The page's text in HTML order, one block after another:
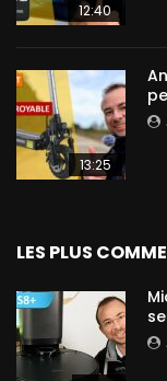
12:40
13:25
LES PLUS